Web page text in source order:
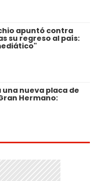
apuntó contra
su regreso al país:
nueva placa de
Hermano: